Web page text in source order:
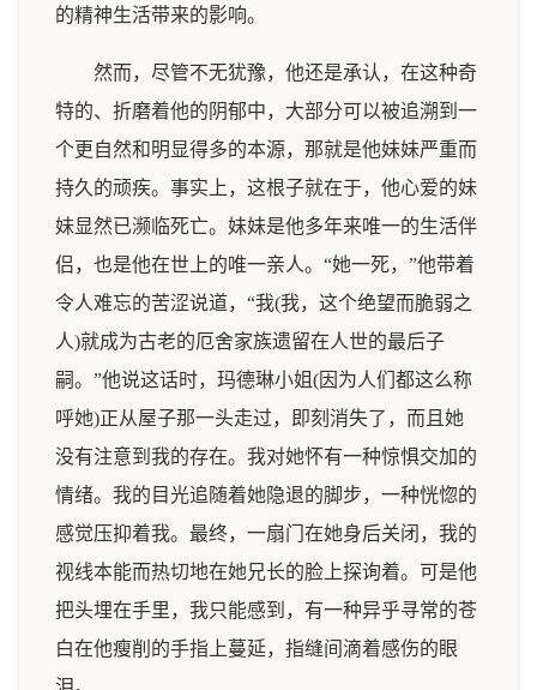
的精神生活带来的影响。
然而，尽管不无犹豫，他还是承认，在这种奇
特的、折磨着他的阴郁中，大部分可以被追溯到一
个更自然和明显得多的本源，那就是他妹妹严重而
持久的顽疾。事实上，这根子就在于，他心爱的妹
妹显然已濒临死亡。妹妹是他多年来唯一的生活伴
侣，也是他在世上的唯一亲人。“她一死，”他带着
令人难忘的苦涩说道，“我(我，这个绝望而脆弱之
人)就成为古老的厄舍家族遗留在人世的最后子
嗣。”他说这话时，玛德琳小姐(因为人们都这么称
呼她)正从屋子那一头走过，即刻消失了，而且她
没有注意到我的存在。我对她怀有一种惊惧交加的
情绪。我的目光追随着她隐退的脚步，一种恍惚的
感觉压抑着我。最终，一扇门在她身后关闭，我的
视线本能而热切地在她兄长的脸上探询着。可是他
把头埋在手里，我只能感到，有一种异乎寻常的苍
白在他瘦削的手指上蔓延，指缝间滴着感伤的眼